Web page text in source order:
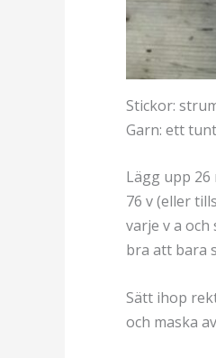
Stickor:
Garn: ett
Lägg upp
76 v (eller
varje v a
bra att bara
Sätt ihop
och maska